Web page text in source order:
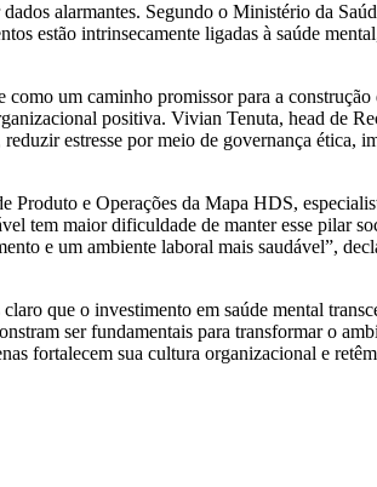
alarmantes. Segundo o Ministério da
estão intrinsecamente ligadas à saúde
um caminho promissor para a
positiva. Vivian Tenuta, head de
estresse por meio de governança ética,
e Operações da Mapa HDS,
tem maior dificuldade de manter esse pilar
e um ambiente laboral mais saudável”,
que o investimento em saúde mental
ser fundamentais para transformar o
fortalecem sua cultura organizacional e